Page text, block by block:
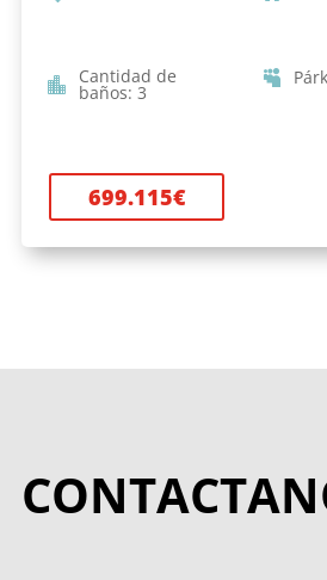
Cantidad de
baños: 3
699.115€